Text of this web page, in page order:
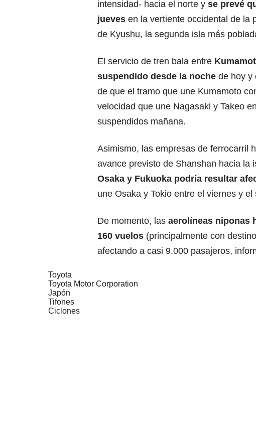
intensidad- hacia el norte y se prevé
jueves en la vertiente occidental de la
de Kyushu, la segunda isla más
El servicio de tren bala entre
suspendido desde la noche de hoy y
de que el tramo que une Kumamoto
velocidad que une Nagasaki y Takeo
suspendidos mañana.
Asimismo, las empresas de ferrocarril
avance previsto de Shanshan hacia la
Osaka y Fukuoka podría resultar
une Osaka y Tokio entre el viernes y el
De momento, las aerolíneas niponas
160 vuelos (principalmente con
afectando a casi 9.000 pasajeros,
Toyota
Toyota Motor Corporation
Japón
Tifones
Ciclones